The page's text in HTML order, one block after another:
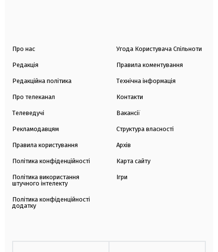
Про нас
Редакція
Редакційна політика
Про телеканал
Телеведучі
Рекламодавцям
Правила користування
Політика конфіденційності
Політика використання
штучного інтелекту
Політика конфіденційності
додатку
Угода Користувача Спільноти
Правила коментування
Технічна інформація
Контакти
Вакансії
Структура власності
Архів
Карта сайту
Ігри